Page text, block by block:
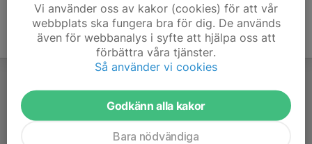
Vi använder oss av kakor (cookies) för att vår
webbplats ska fungera bra för dig. De används
även för webbanalys i syfte att hjälpa oss att
förbättra våra tjänster.
Så använder vi cookies
Godkänn alla kakor
Bara nödvändiga